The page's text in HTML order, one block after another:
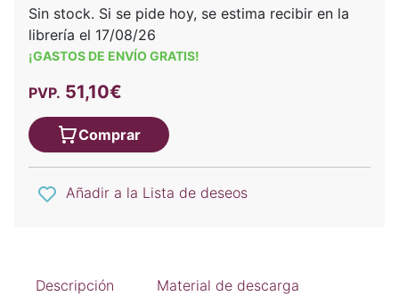
Sin stock. Si se pide hoy, se estima recibir en la
librería el 17/08/26
¡GASTOS DE ENVÍO GRATIS!
PVP. 51,10€
Comprar
Añadir a la Lista de deseos
Descripción Material de descarga